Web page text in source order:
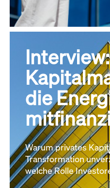
die
Warum privates
Transformation
welche Rolle